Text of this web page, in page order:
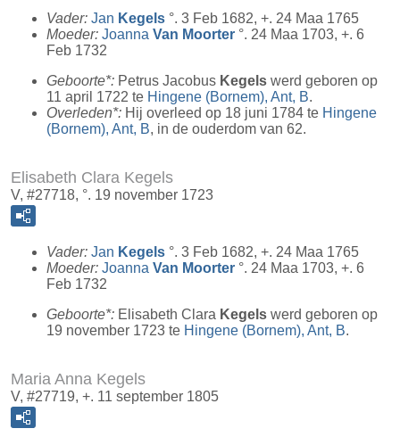
Vader: Jan Kegels °. 3 Feb 1682, +. 24 Maa 1765
Moeder: Joanna Van Moorter °. 24 Maa 1703, +. 6
Feb 1732
Geboorte*: Petrus Jacobus Kegels werd geboren op
11 april 1722 te Hingene (Bornem), Ant, B.
Overleden*: Hij overleed op 18 juni 1784 te Hingene
(Bornem), Ant, B, in de ouderdom van 62.
Elisabeth Clara Kegels
V, #27718, °. 19 november 1723
Vader: Jan Kegels °. 3 Feb 1682, +. 24 Maa 1765
Moeder: Joanna Van Moorter °. 24 Maa 1703, +. 6
Feb 1732
Geboorte*: Elisabeth Clara Kegels werd geboren op
19 november 1723 te Hingene (Bornem), Ant, B.
Maria Anna Kegels
V, #27719, +. 11 september 1805